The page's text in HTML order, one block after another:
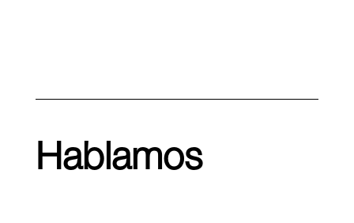
Hablamos